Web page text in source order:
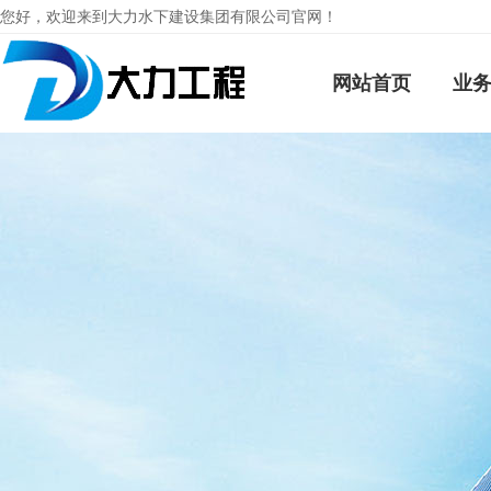
您好，欢迎来到大力水下建设集团有限公司官网！
网站首页 业